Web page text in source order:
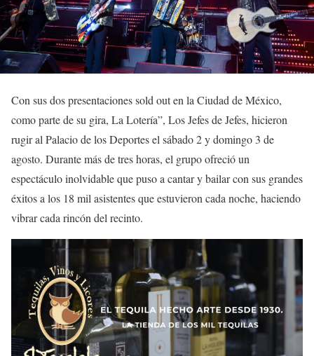
Con sus dos presentaciones sold out en la Ciudad de México,
como parte de su gira, La Lotería”, Los Jefes de Jefes, hicieron
rugir al Palacio de los Deportes el sábado 2 y domingo 3 de
agosto. Durante más de tres horas, el grupo ofreció un
espectáculo inolvidable que puso a cantar y bailar con sus grandes
éxitos a los 18 mil asistentes que estuvieron cada noche, haciendo
vibrar cada rincón del recinto.